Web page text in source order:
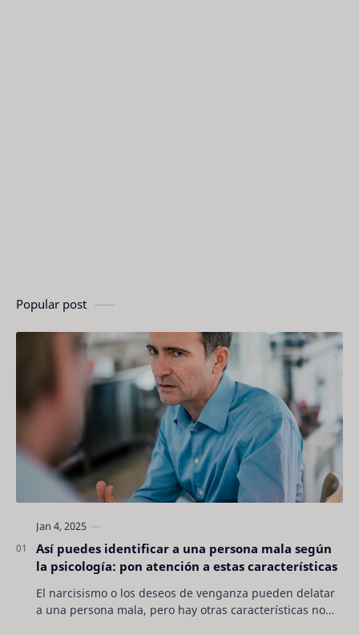
Popular post
Así puedes identificar a una persona mala según
la psicología: pon atención a estas características
El narcisismo o los deseos de venganza pueden delatar
a una persona mala, pero hay otras características no